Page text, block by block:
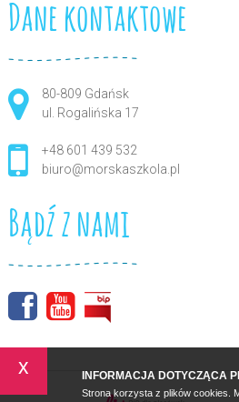
Dane kontaktowe
80-809 Gdańsk
ul. Rogalińska 17
+48 601 439 532
biuro@morskaszkola.pl
Bądź z nami
x INFORMACJA DOTYCZĄCA
Strona korzysta z plików cookies.